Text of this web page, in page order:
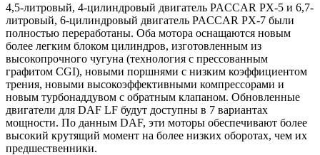
4,5-литровый, 4-цилиндровый двигатель PACCAR PX-5 и 6,7-
литровый, 6-цилиндровый двигатель PACCAR PX-7 были
полностью переработаны. Оба мотора оснащаются новым
более легким блоком цилиндров, изготовленным из
высокопрочного чугуна (технология с прессованным
графитом CGI), новыми поршнями с низким коэффициентом
трения, новыми высокоэффективными компрессорами и
новым турбонаддувом с обратным клапаном. Обновленные
двигатели для DAF LF будут доступны в 7 вариантах
мощности. По данным DAF, эти моторы обеспечивают более
высокий крутящий момент на более низких оборотах, чем их
предшественники.